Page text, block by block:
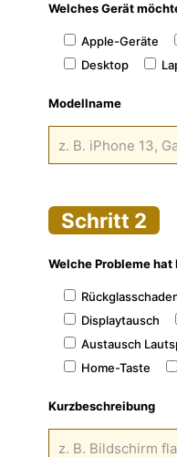
Welches Gerät
Apple-Geräte
Desktop
Modellname
Schritt 2
Welche Probleme hat
Displaytausch
Austausch
Home-Taste
Kurzbeschreibung